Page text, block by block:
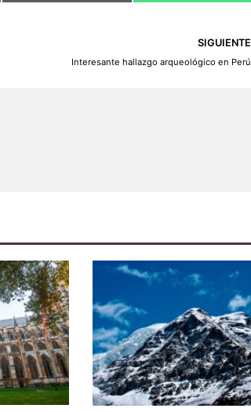
SIGUIENTE
Interesante hallazgo arqueológico en Perú